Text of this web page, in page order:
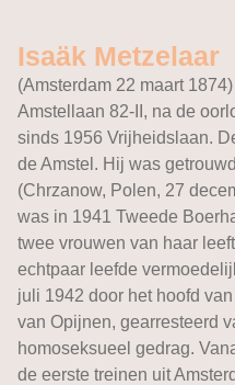
Isaäk Metzelaar
(Amsterdam 22 maart
Amstellaan 82-II, na de
sinds 1956 Vrijheidslaan.
de Amstel. Hij was
(Chrzanow, Polen, 27
was in 1941 Tweede
twee vrouwen van haar
echtpaar leefde
juli 1942 door het hoofd
van Opijnen, gearresteerd
homoseksueel gedrag.
de eerste treinen uit